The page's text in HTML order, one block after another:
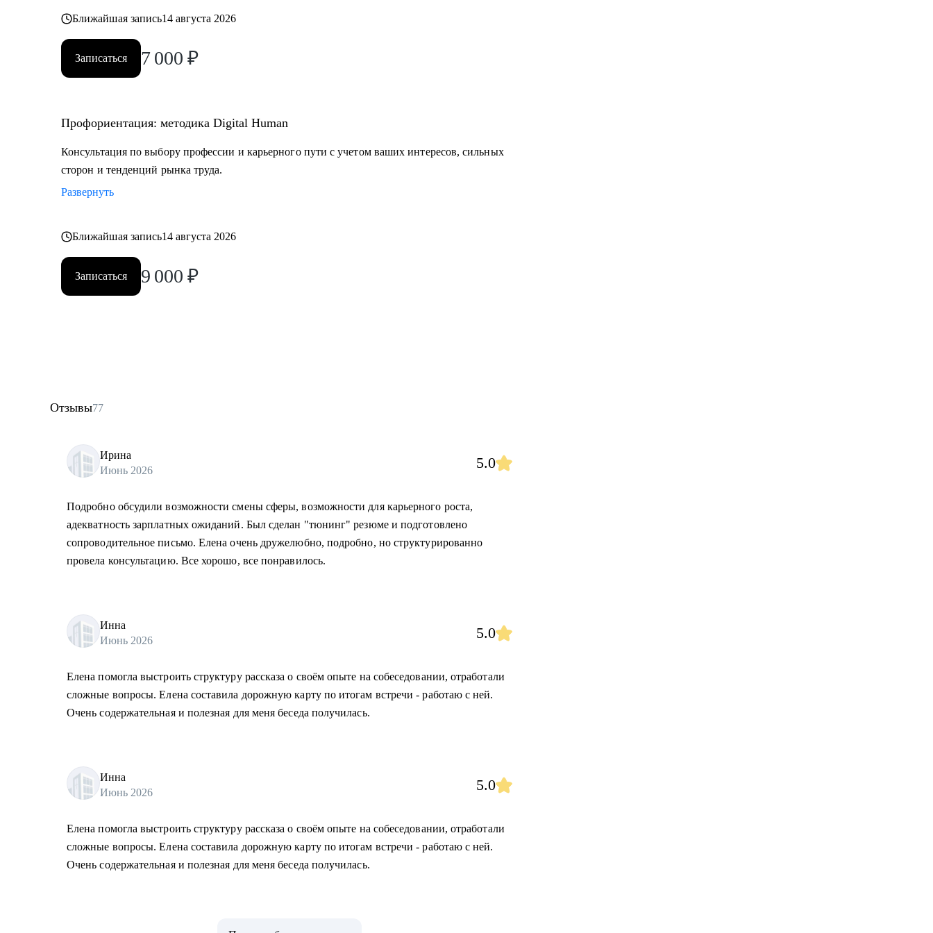
Постоянно повышаю квалификацию через тренинги по актуальным HR-технологиям и
Веду профильный канал, где делюсь практическими кейсами и аналитикой в сфере карьерного
Моя миссия — привести вас туда, где ваша деятельность приносит не только финансовый
Ближайшая запись14 августа 2026
Записаться 7 000 ₽
Профориентация: методика Digital Human
Консультация по выбору профессии и карьерного пути с учетом ваших интересов, сильных
сторон и тенденций рынка труда.
Развернуть
Ближайшая запись14 августа 2026
Записаться 9 000 ₽
Отзывы77
Ирина
Июнь 2026
5.0
Подробно обсудили возможности смены сферы, возможности для карьерного роста,
адекватность зарплатных ожиданий. Был сделан "тюнинг" резюме и подготовлено
сопроводительное письмо. Елена очень дружелюбно, подробно, но структурированно
провела консультацию. Все хорошо, все понравилось.
Инна
Июнь 2026
5.0
Елена помогла выстроить структуру рассказа о своём опыте на собеседовании, отработали
сложные вопросы. Елена составила дорожную карту по итогам встречи - работаю с ней.
Очень содержательная и полезная для меня беседа получилась.
Инна
Июнь 2026
5.0
Елена помогла выстроить структуру рассказа о своём опыте на собеседовании, отработали
сложные вопросы. Елена составила дорожную карту по итогам встречи - работаю с ней.
Очень содержательная и полезная для меня беседа получилась.